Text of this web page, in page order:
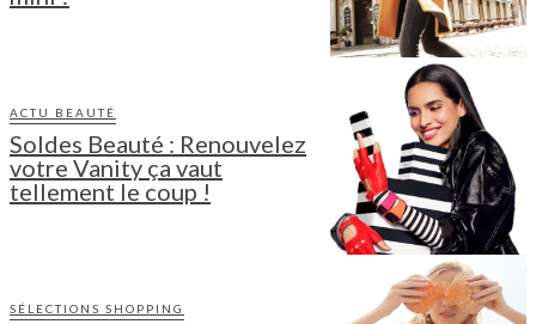
ACTU BEAUTÉ
Soldes Beauté : Renouvelez
votre Vanity ça vaut
tellement le coup !
SÉLECTIONS SHOPPING